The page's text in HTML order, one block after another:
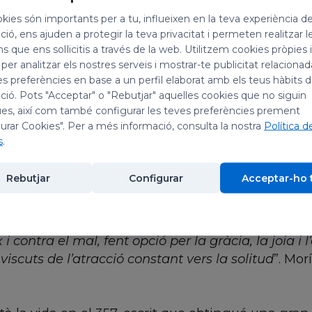
vers l'any 251 en el si d’una família
les paraules de Jesús al jove ric: “si vols ser
pobres i tindràs un tresor al cel. Després vine i
pobres i menà vida solitària durant més de
d'Alexandria i encoratjant tots els qui, dels
més il·lustre de l'antigor, malgrat no haver
Brugada diu d’ell: “
L’anomenat pare dels
contra el mal, fent opció per la gràcia, la joia i
de l’atracció constant vers la solitud”.
són importants per a tu, influeixen en la teva experiència de
ens ajuden a protegir la teva privacitat i permeten realitzar
que ens sol·licitis a través de la web. Utilitzem cookies pròpies
analitzar els nostres serveis i mostrar-te publicitat
preferències en base a un perfil elaborat amb els teus hàbits
Pots "Acceptar" o "Rebutjar" aquelles cookies que no siguin
així com també configurar les teves preferències prement
Cookies". Per a més informació, consulta la nostra Política
.
Rebutjar Configurar Acceptar-ho